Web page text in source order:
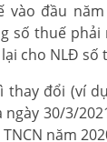
vào đầu
số thuế
cho NLĐ số
thay đổi (ví
30/3/
năm